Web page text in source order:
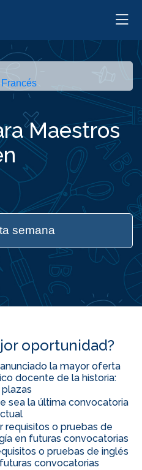
Maestros
semana
oportunidad?
la mayor oferta
docente de la historia:
sea la última convocatoria
requisitos o pruebas de
en futuras convocatorias
o pruebas de inglés
convocatorias